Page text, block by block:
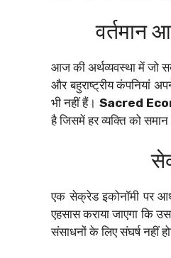
वर्तमान
आज की अर्थव्यवस्था में जो
और बहुराष्ट्रीय कंपनियां
भी नहीं हैं। Sacred
है जिसमें हर व्यक्ति को
एक सेक्रेड इकोनॉमी पर
एहसास कराया जाएगा कि
संसाधनों के लिए संघर्ष नहीं